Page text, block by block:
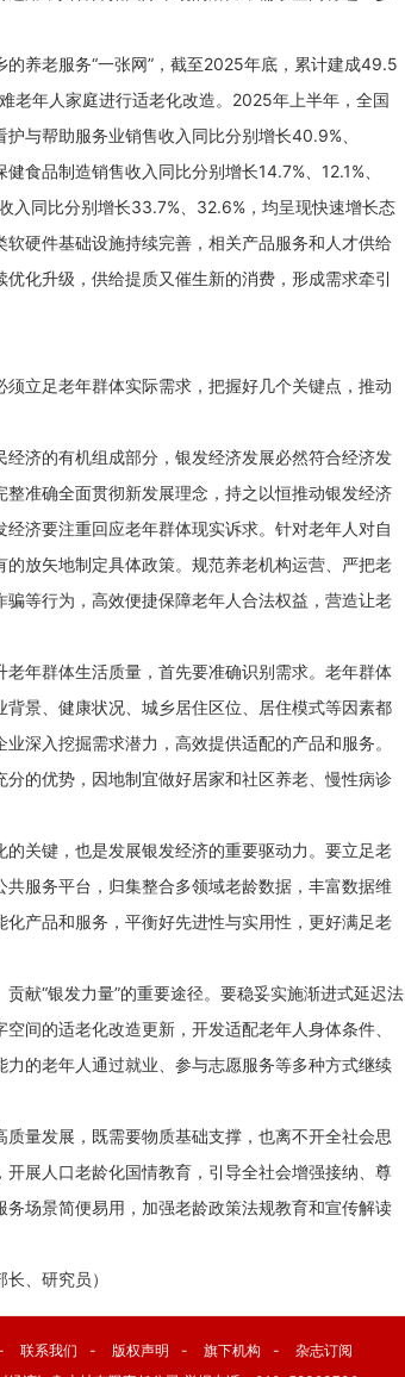
养老服务“一张网”，截至2025年底，累计建成49.5
老年人家庭进行适老化改造。2025年上半年，全国
与帮助服务业销售收入同比分别增长40.9%、
食品制造销售收入同比分别增长14.7%、12.1%、
入同比分别增长33.7%、32.6%，均呈现快速增长态
硬件基础设施持续完善，相关产品服务和人才供给
化升级，供给提质又催生新的消费，形成需求牵引
立足老年群体实际需求，把握好几个关键点，推动
济的有机组成部分，银发经济发展必然符合经济发
准确全面贯彻新发展理念，持之以恒推动银发经济
济要注重回应老年群体现实诉求。针对老年人对自
放矢地制定具体政策。规范养老机构运营、严把老
等行为，高效便捷保障老年人合法权益，营造让老
年群体生活质量，首先要准确识别需求。老年群体
景、健康状况、城乡居住区位、居住模式等因素都
深入挖掘需求潜力，高效提供适配的产品和服务。
的优势，因地制宜做好居家和社区养老、慢性病诊
关键，也是发展银发经济的重要驱动力。要立足老
服务平台，归集整合多领域老龄数据，丰富数据维
产品和服务，平衡好先进性与实用性，更好满足老
献“银发力量”的重要途径。要稳妥实施渐进式延迟法
间的适老化改造更新，开发适配老年人身体条件、
的老年人通过就业、参与志愿服务等多种方式继续
量发展，既需要物质基础支撑，也离不开全社会思
展人口老龄化国情教育，引导全社会增强接纳、尊
场景简便易用，加强老龄政策法规教育和宣传解读
、研究员）
联系我们 - 版权声明 - 旗下机构 -
杂志订阅